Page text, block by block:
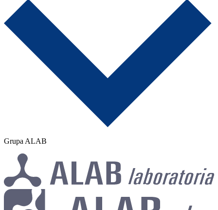
Grupa ALAB